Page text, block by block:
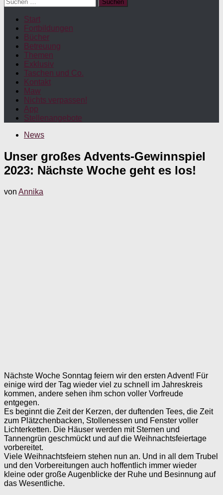
nach:
Start
Fortbildungen
Bücher
Betreuung
Themen
Exklusiv
Taschen und Co.
Kontakt
Maw
Nichts verpassen!
App
Stellenangebote
News
Unser großes Advents-Gewinnspiel
2023: Nächste Woche geht es los!
von Annika
Nächste Woche Sonntag feiern wir den ersten Advent! Für
einige wird der Tag wieder viel zu schnell im Jahreskreis
kommen, andere sehen ihm schon voller Vorfreude
entgegen.
Es beginnt die Zeit der Kerzen, der duftenden Tees, die Zeit
zum Plätzchenbacken, Stollenessen und Fenster voller
Lichterketten. Die Häuser werden mit Sternen und
Tannengrün geschmückt und auf die Weihnachtsfeiertage
vorbereitet.
Viele Weihnachtsfeiern stehen nun an. Und in all dem Trubel
und den Vorbereitungen auch hoffentlich immer wieder
kleine oder große Augenblicke der Ruhe und Besinnung auf
das Wesentliche.